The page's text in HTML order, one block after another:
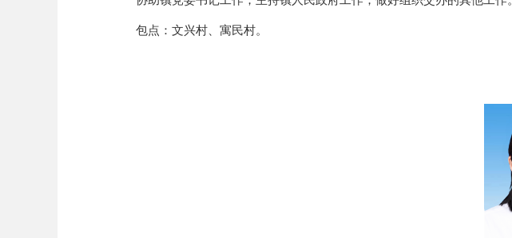
包点：文兴村、寓民村。